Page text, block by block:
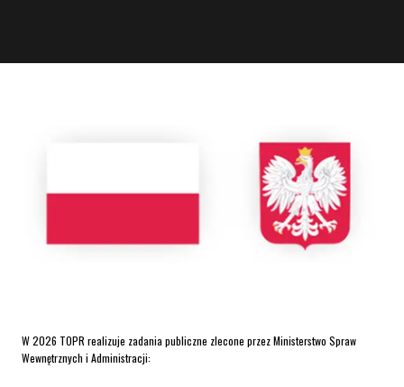
W 2026 TOPR realizuje zadania publiczne zlecone przez Ministerstwo Spraw
Wewnętrznych i Administracji: